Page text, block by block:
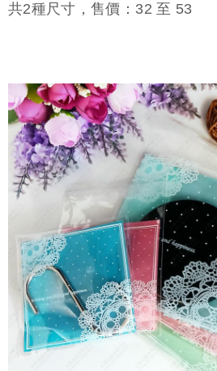
共2種尺寸，售價： 32 至 53